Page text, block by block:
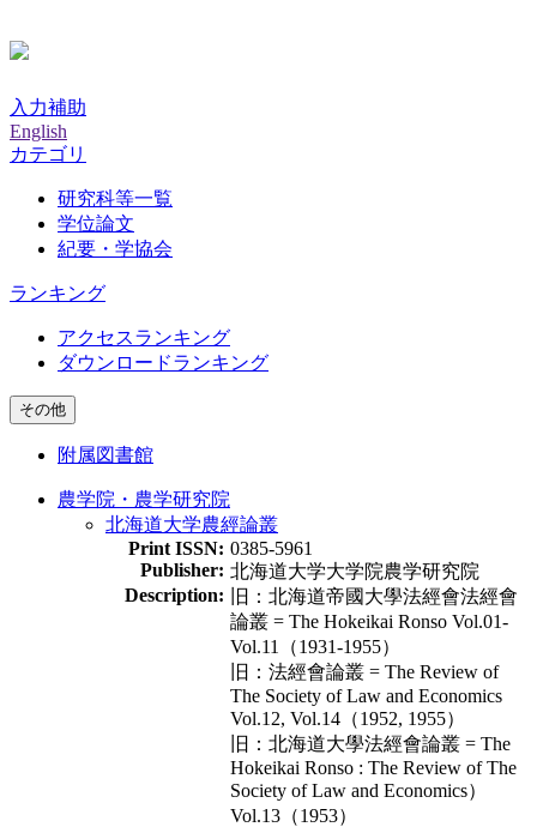
入力補助
English
カテゴリ
研究科等一覧
学位論文
紀要・学協会
ランキング
アクセスランキング
ダウンロードランキング
その他
附属図書館
農学院・農学研究院
北海道大学農經論叢
Print ISSN: 0385-5961
Publisher: 北海道大学大学院農学研究院
Description:
旧：北海道帝國大學法經會法經會
論叢 = The Hokeikai Ronso Vol.01-
Vol.11（1931-1955）
旧：法經會論叢 = The Review of
The Society of Law and Economics
Vol.12, Vol.14（1952, 1955）
旧：北海道大學法經會論叢 = The
Hokeikai Ronso : The Review of The
Society of Law and Economics）
Vol.13（1953）